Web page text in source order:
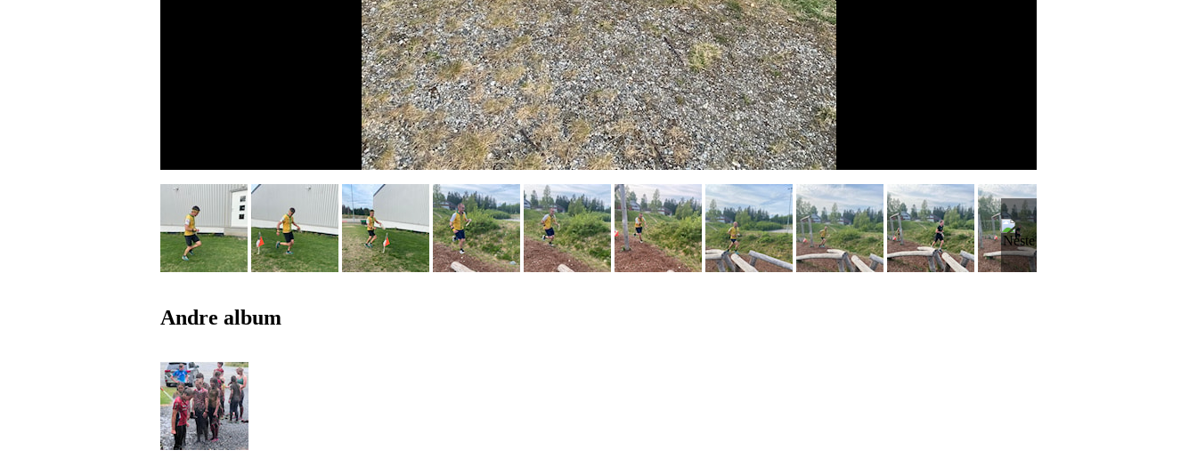
Andre album